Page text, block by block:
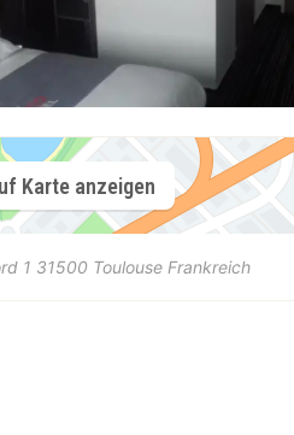
Karte anzeigen
1 31500 Toulouse Frankreich